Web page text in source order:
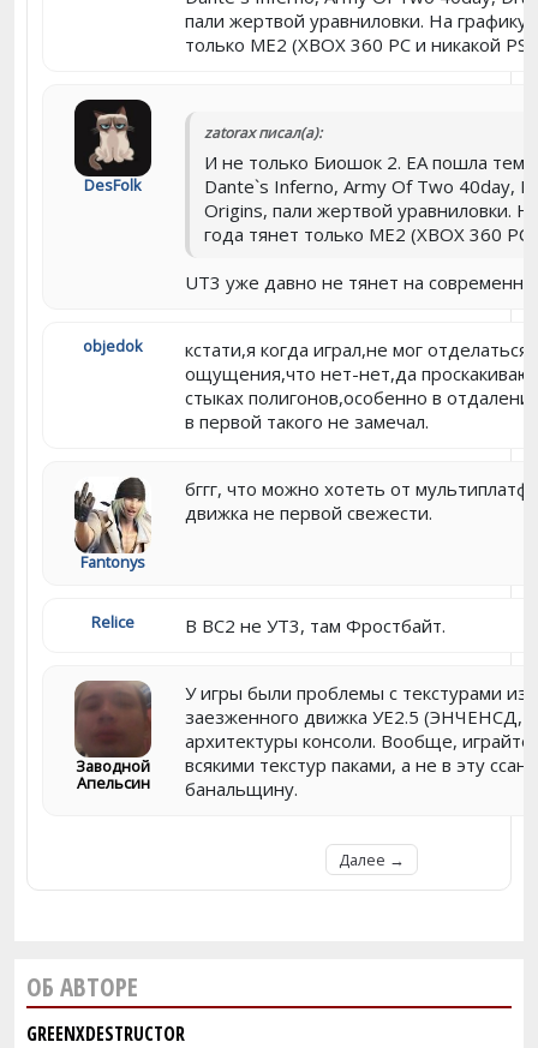
пали жертвой уравниловки. На графику
только ME2 (XBOX 360 PC и никакой
DesFolk
zatorax писал(а):
И не только Биошок 2. EA пошла тем
Dante`s Inferno, Army Of Two 40day,
Origins, пали жертвой уравниловки.
года тянет только ME2 (XBOX 360 PC
UT3 уже давно не тянет на
objedok
кстати,я когда играл,не мог отделаться
ощущения,что нет-нет,да
стыках полигонов,особенно в
в первой такого не замечал.
Fantonys
бггг, что можно хотеть от
движка не первой свежести.
Relice В BC2 не УТ3, там Фростбайт.
Заводной
Апельсин
У игры были проблемы с текстурами
заезженного движка УЕ2.5 (ЭНЧЕНСД,
архитектуры консоли. Вообще,
всякими текстур паками, а не в эту
банальщину.
Далее →
ОБ АВТОРЕ
GREENXDESTRUCTOR